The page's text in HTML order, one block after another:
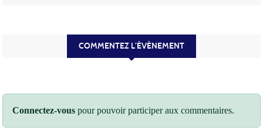
COMMENTEZ L’ÉVÈNEMENT
Connectez-vous pour pouvoir participer aux commentaires.